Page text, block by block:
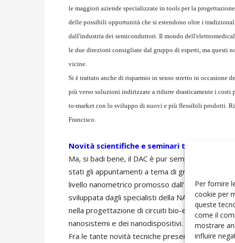
Per fornire
cookie per
queste
come il
mostrare
influire
le maggiori aziende specializzate in tools per la
delle possibili opportunità che si estendono oltre i
dall'industria dei semiconduttori. Il mondo
le due direzioni consigliate dal gruppo di esperti, ma questi
vicine.
Si è trattato anche di risparmio in senso stretto in occasione
più verso soluzioni indirizzate a ridurre drasticamente i
to-market con lo sviluppo di nuovi e più flessibili prodotti.
Francisco.
Novità scientifiche e seminari tecnologici
Ma, si badi bene, il DAC è pur sempre stato un
stati gli appuntamenti a tema di grande
livello nanometrico promosso dall'IEEE/ACM
sviluppata dagli specialisti della NASA/ESA,
nella progettazione di circuiti bio-elettronici alle
nanosistemi e dei nanodispositivi. Insomma
Fra le tante novità tecniche presentate invece